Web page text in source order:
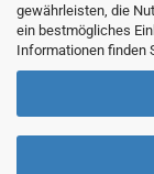
gewährleisten, die
ein bestmögliches
Informationen finden